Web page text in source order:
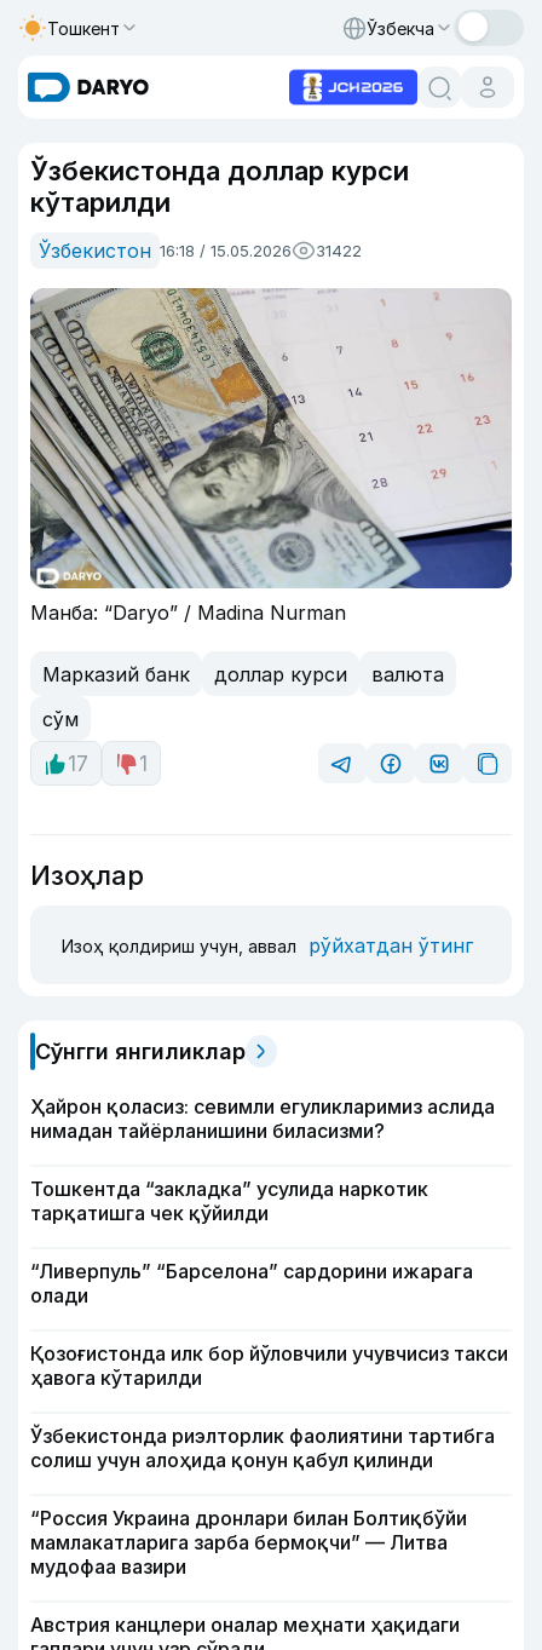
Тошкент Ўзбекча
Ўзбекистонда доллар курси
кўтарилди
Ўзбекистон 16:18 / 15.05.2026 31422
Манба: “Daryo” / Madina Nurman
Марказий банк доллар курси
валюта
сўм
17
1
Изоҳлар
Изоҳ қолдириш учун, аввал рўйхатдан ўтинг
Сўнгги янгиликлар
Ҳайрон қоласиз: севимли егуликларимиз аслида
нимадан тайёрланишини биласизми?
Тошкентда “закладка” усулида наркотик
тарқатишга чек қўйилди
“Ливерпуль” “Барселона” сардорини ижарага
олади
Қозоғистонда илк бор йўловчили учувчисиз такси
ҳавога кўтарилди
Ўзбекистонда риэлторлик фаолиятини тартибга
солиш учун алоҳида қонун қабул қилинди
“Россия Украина дронлари билан Болтиқбўйи
мамлакатларига зарба бермоқчи” — Литва
мудофаа вазири
Австрия канцлери оналар меҳнати ҳақидаги